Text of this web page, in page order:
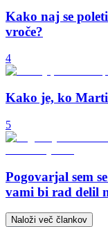
Kako naj se
vroče?
4
Kako je, ko
5
Pogovarjal sem
vami bi rad delil
Naloži več člankov